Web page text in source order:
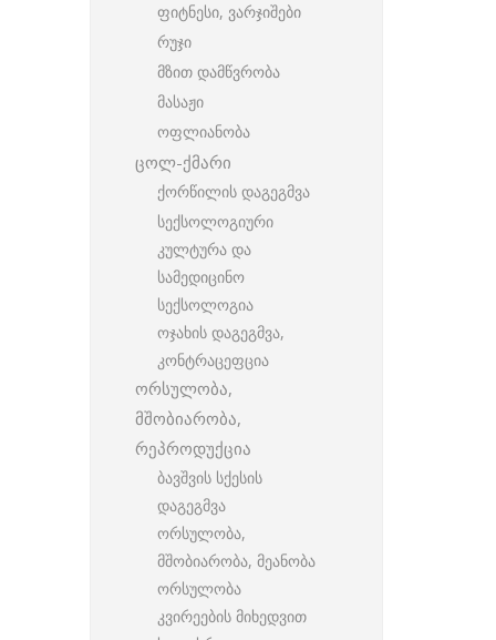
ფიტნესი, ვარჯიშები
რუჯი
მზით დამწვრობა
მასაჟი
ოფლიანობა
ცოლ-ქმარი
ქორწილის დაგეგმვა
სექსოლოგიური
კულტურა და
სამედიცინო
სექსოლოგია
ოჯახის დაგეგმვა,
კონტრაცეფცია
ორსულობა,
მშობიარობა,
რეპროდუქცია
ბავშვის სქესის
დაგეგმვა
ორსულობა,
მშობიარობა, მეანობა
ორსულობა
კვირეების მიხედვით